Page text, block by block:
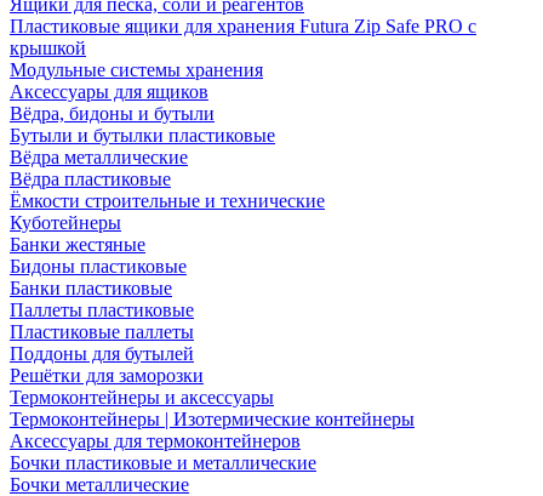
Ящики для песка, соли и реагентов
Пластиковые ящики для хранения Futura Zip Safe PRO с
крышкой
Модульные системы хранения
Аксессуары для ящиков
Вёдра, бидоны и бутыли
Бутыли и бутылки пластиковые
Вёдра металлические
Вёдра пластиковые
Ёмкости строительные и технические
Куботейнеры
Банки жестяные
Бидоны пластиковые
Банки пластиковые
Паллеты пластиковые
Пластиковые паллеты
Поддоны для бутылей
Решётки для заморозки
Термоконтейнеры и аксессуары
Термоконтейнеры | Изотермические контейнеры
Аксессуары для термоконтейнеров
Бочки пластиковые и металлические
Бочки металлические